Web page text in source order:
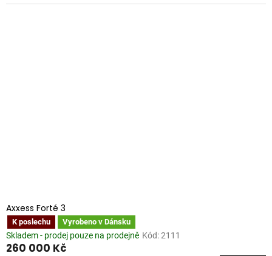
Axxess Forté 3
K poslechu Vyrobeno v Dánsku
Skladem - prodej pouze na prodejně Kód:2111
260 000 Kč